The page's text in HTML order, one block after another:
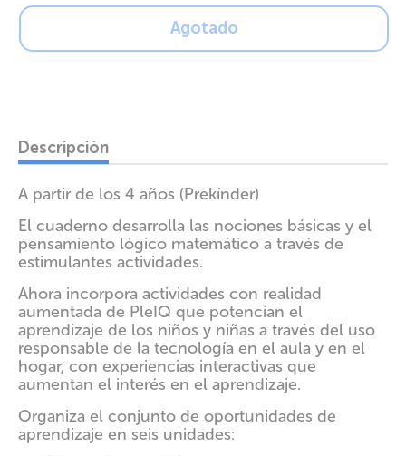
Agotado
Descripción
A partir de los 4 años (Prekínder)
El cuaderno desarrolla las nociones básicas y el
pensamiento lógico matemático a través de
estimulantes actividades.
Ahora incorpora actividades con realidad
aumentada de PleIQ que potencian el
aprendizaje de los niños y niñas a través del uso
responsable de la tecnología en el aula y en el
hogar, con experiencias interactivas que
aumentan el interés en el aprendizaje.
Organiza el conjunto de oportunidades de
aprendizaje en seis unidades: